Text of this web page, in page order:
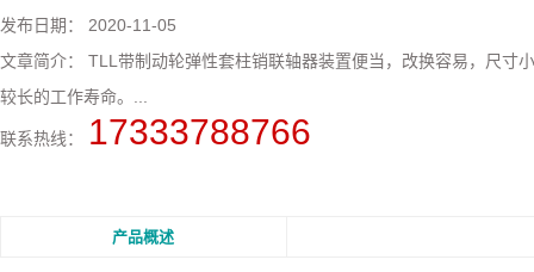
发布日期： 2020-11-05
文章简介： TLL带制动轮弹性套柱销联轴器装置便当，改换容易，尺寸
较长的工作寿命。...
联系热线： 17333788766
产品概述